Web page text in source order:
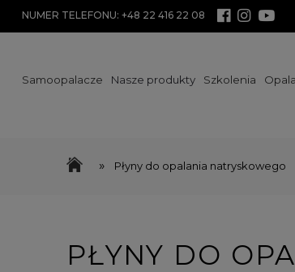
NUMER TELEFONU: +48 22 416 22 08
Samoopalacze Nasze produkty Szkolenia
» Płyny do opalania natryskowego
PŁYNY DO